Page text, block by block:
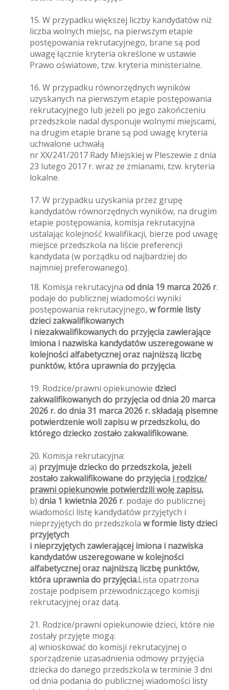
15. W przypadku większej liczby kandydatów niż
liczba wolnych miejsc, na pierwszym etapie
postępowania rekrutacyjnego, brane są pod
uwagę łącznie kryteria określone w ustawie
Prawo oświatowe, tzw. kryteria ministerialne.
16. W przypadku równorzędnych wyników
uzyskanych na pierwszym etapie postępowania
rekrutacyjnego lub jeżeli po jego zakończeniu
przedszkole nadal dysponuje wolnymi miejscami,
na drugim etapie brane są pod uwagę kryteria
uchwalone uchwałą
nr XX/241/2017 Rady Miejskiej w Pleszewie z dnia
23 lutego 2017 r. wraz ze zmianami, tzw. kryteria
lokalne.
17. W przypadku uzyskania przez grupę
kandydatów równorzędnych wyników, na drugim
etapie postępowania, komisja rekrutacyjna
ustalając kolejność kwalifikacji, bierze pod uwagę
miejsce przedszkola na liście preferencji
kandydata (w porządku od najbardziej do
najmniej preferowanego).
18. Komisja rekrutacyjna od dnia 19 marca 2026 r.
podaje do publicznej wiadomości wyniki
postępowania rekrutacyjnego, w formie listy
dzieci zakwalifikowanych
i niezakwalifikowanych do przyjęcia zawierające
imiona i nazwiska kandydatów uszeregowane w
kolejności alfabetycznej oraz najniższą liczbę
punktów, która uprawnia do przyjęcia.
19. Rodzice/prawni opiekunowie dzieci
zakwalifikowanych do przyjęcia od dnia 20 marca
2026 r. do dnia 31 marca 2026 r. składają pisemne
potwierdzenie woli zapisu w przedszkolu, do
którego dziecko zostało zakwalifikowane.
20. Komisja rekrutacyjna:
a) przyjmuje dziecko do przedszkola, jeżeli
zostało zakwalifikowane do przyjęcia i rodzice/
prawni opiekunowie potwierdzili wolę zapisu,
b) dnia 1 kwietnia 2026 r. podaje do publicznej
wiadomości listę kandydatów przyjętych i
nieprzyjętych do przedszkola w formie listy dzieci
przyjętych
i nieprzyjętych zawierającej imiona i nazwiska
kandydatów uszeregowanew kolejności
alfabetycznej oraz najniższą liczbę punktów,
która uprawnia do przyjęcia.Lista opatrzona
zostaje podpisem przewodniczącego komisji
rekrutacyjnej oraz datą.
21. Rodzice/prawni opiekunowie dzieci, które nie
zostały przyjęte mogą:
a) wnioskować do komisji rekrutacyjnej o
sporządzenie uzasadnienia odmowy przyjęcia
dziecka do danego przedszkola w terminie 3 dni
od dnia podania do publicznej wiadomości listy